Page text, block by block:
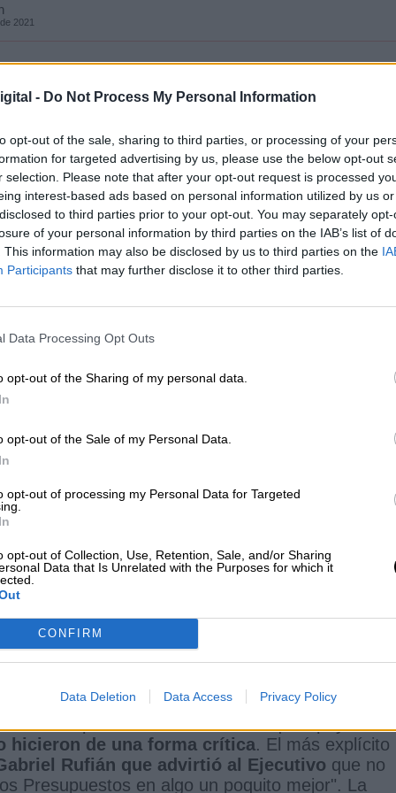
- Do Not Process My Personal Information
opt-out of the sale, sharing to third parties, or processing of your
for targeted advertising by us, please use the below opt-out
selection. Please note that after your opt-out request is processed
interest-based ads based on personal information utilized by us
to third parties prior to your opt-out. You may separately
of your personal information by third parties on the IAB’s list of
This information may also be disclosed by us to third parties on the
Participants that may further disclose it to other third parties.
Data Processing Opt Outs
opt-out of the Sharing of my personal data.
opt-out of the Sale of my Personal Data.
opt-out of processing my Personal Data for Targeted
opt-out of Collection, Use, Retention, Sale, and/or Sharing
Data that Is Unrelated with the Purposes for which it
CONFIRM
Data Deletion Data Access Privacy Policy
2021
Jesús Montero , desgranó laslíneas
de los fondos de recuperación europeos.
de Recuperación, Transformación y
que incide en una recuperación justa de
de una reestructuración de nuestro sistema
ecológica, la igualdad entre hombres y
los ejes de las políticas del Gobierno.
cada vez más agresiva contra el
Sánchez de traer a la cámara unos Presupuestos
establecido con unas previsiones
afirmó en el Congreso que las cuentas no
de los españoles para entregarselo a sus
a través de su portavoz parlamentario,
su discurso de odio que esta vez se
dirigidos a María Jesús Montero a la que
Generales de 2022 invertirán el
de la historia
pues fue el turno de los que apoyaron
hicieron de una forma crítica. El más explícito
Rufián que advirtió al Ejecutivo que no
Presupuestos en algo un poquito mejor". La